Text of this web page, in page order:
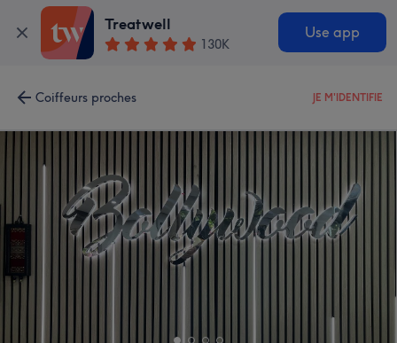
Treatwell
130K
Use app
Coiffeurs proches JE M'IDENTIFIE